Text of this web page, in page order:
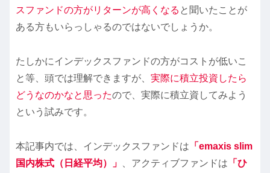
スファンドの方がリターンが高くなる と聞いたことが
ある方もいらっしゃるのではないでしょうか。
たしかにインデックスファンドの方がコストが低いこ
と等、頭では理解できますが、 実際に積立投資したら
どうなのかなと思ったので、実際に積立資してみよう
という試みです。
本記事内では、インデックスファンドは 「emaxis slim
国内株式（日経平均）」
、アクティブファンドは 「ひ